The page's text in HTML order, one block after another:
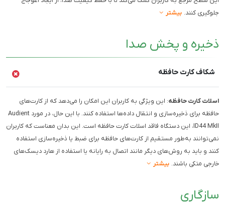
جلوگیری کنند. بیشتر
ذخیره و پخش صدا
شکاف کارت حافظه
اسلات کارت حافظه: این ویژگی به کاربران این امکان را می‌دهد که از کارت‌های
حافظه برای ذخیره‌سازی و انتقال داده‌ها استفاده کنند. با این حال، در مورد Audient
ID44 MkII، این دستگاه فاقد اسلات کارت حافظه است. این بدان معناست که کاربران
نمی‌توانند به‌طور مستقیم از کارت‌های حافظه برای ضبط یا ذخیره‌سازی استفاده
کنند و باید به روش‌های دیگر مانند اتصال به رایانه یا استفاده از هارد دیسک‌های
خارجی متکی باشند. بیشتر
سازگاری